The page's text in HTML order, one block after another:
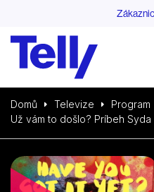
Domů Televize Program
Už vám to došlo? Príbeh